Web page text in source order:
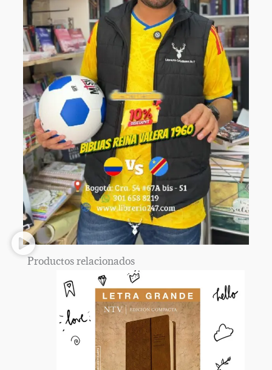
Productos relacionados